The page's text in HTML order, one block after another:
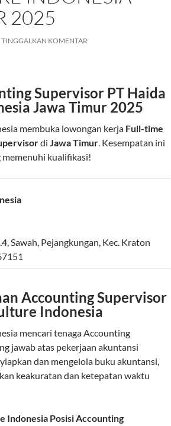
2025
TINGGALKAN KOMENTAR
Supervisor PT Haida
Jawa Timur 2025
membuka lowongan kerja Full-time
di Jawa Timur. Kesempatan ini
kualifikasi!
Sawah, Pejangkungan, Kec. Kraton
Accounting Supervisor
Indonesia
mencari tenaga Accounting
jawab atas pekerjaan akuntansi
dan mengelola buku akuntansi,
keakuratan dan ketepatan waktu
Indonesia Posisi Accounting